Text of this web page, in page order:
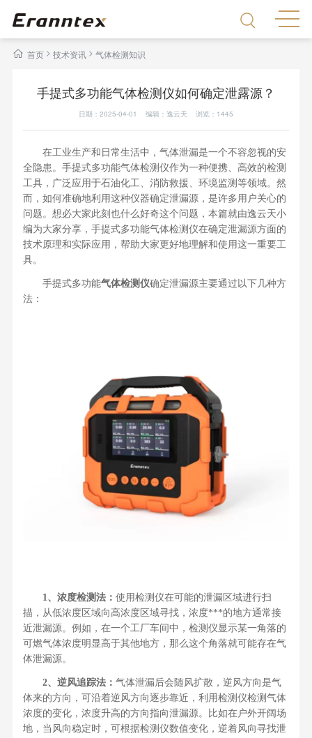
首页> 技术资讯 > 气体检测知识
手提式多功能气体检测仪如何确定泄露源？
日期：2025-04-01 编辑：逸云天 浏览： 1445
在工业生产和日常生活中，气体泄漏是一个不容忽视的安
全隐患。手提式多功能气体检测仪作为一种便携、高效的检测
工具，广泛应用于石油化工、消防救援、环境监测等领域。然
而，如何准确地利用这种仪器确定泄漏源，是许多用户关心的
问题。想必大家此刻也什么好奇这个问题，本篇就由逸云天小
编为大家分享，手提式多功能气体检测仪在确定泄漏源方面的
技术原理和实际应用，帮助大家更好地理解和使用这一重要工
具。
手提式多功能气体检测仪确定泄漏源主要通过以下几种方
法：
1、浓度检测法： 使用检测仪在可能的泄漏区域进行扫
描，从低浓度区域向高浓度区域寻找，浓度***的地方通常接
近泄漏源。例如，在一个工厂车间中，检测仪显示某一角落的
可燃气体浓度明显高于其他地方，那么这个角落就可能存在气
体泄漏源。
2、逆风追踪法： 气体泄漏后会随风扩散，逆风方向是气
体来的方向，可沿着逆风方向逐步靠近，利用检测仪检测气体
浓度的变化，浓度升高的方向指向泄漏源。比如在户外开阔场
地，当风向稳定时，可根据检测仪数值变化，逆着风向寻找泄